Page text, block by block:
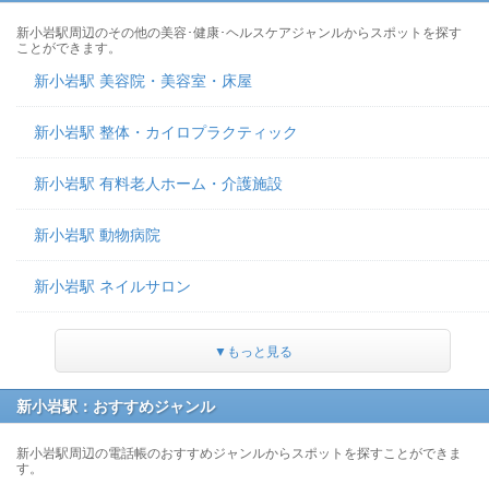
新小岩駅周辺のその他の美容･健康･ヘルスケアジャンルからスポットを探す
ことができます。
新小岩駅 美容院・美容室・床屋
新小岩駅 整体・カイロプラクティック
新小岩駅 有料老人ホーム・介護施設
新小岩駅 動物病院
新小岩駅 ネイルサロン
▼もっと見る
新小岩駅：おすすめジャンル
新小岩駅周辺の電話帳のおすすめジャンルからスポットを探すことができま
す。